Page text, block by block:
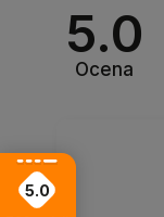
5.0
Ocena
5.0